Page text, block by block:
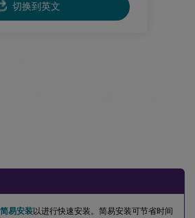
切换到英文
简易安装以进行快速安装。简易安装可节省时间